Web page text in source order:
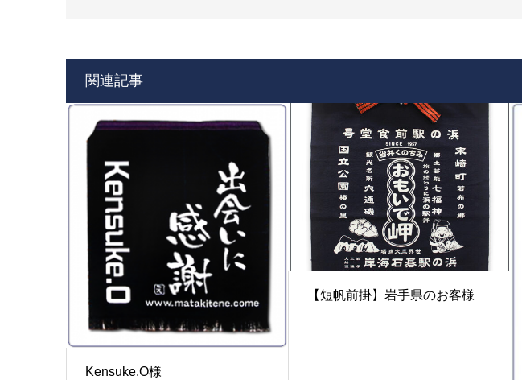
関連記事
Kensuke.O様
【短帆前掛】岩手県のお客様